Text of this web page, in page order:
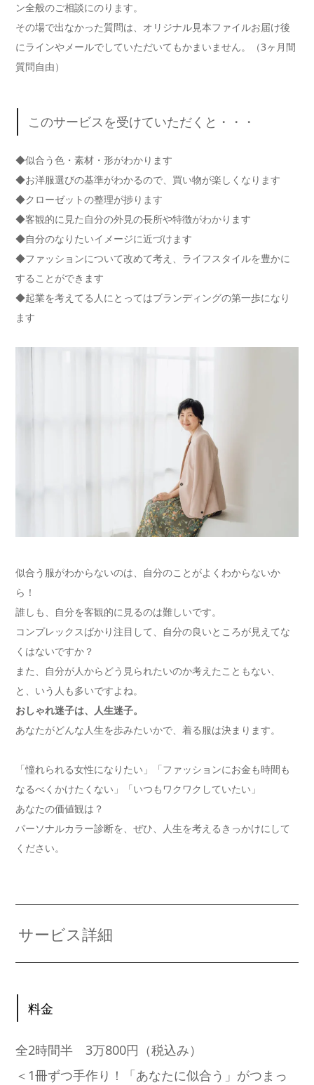
ン全般のご相談にのります。
その場で出なかった質問は、オリジナル見本ファイルお届け後
にラインやメールでしていただいてもかまいません。（3ヶ月間
質問自由）
このサービスを受けていただくと・・・
◆似合う色・素材・形がわかります
◆お洋服選びの基準がわかるので、買い物が楽しくなります
◆クローゼットの整理が捗ります
◆客観的に見た自分の外見の長所や特徴がわかります
◆自分のなりたいイメージに近づけます
◆ファッションについて改めて考え、ライフスタイルを豊かに
することができます
◆起業を考えてる人にとってはブランディングの第一歩になり
ます
似合う服がわからないのは、自分のことがよくわからないか
ら！
誰しも、自分を客観的に見るのは難しいです。
コンプレックスばかり注目して、自分の良いところが見えてな
くはないですか？
また、自分が人からどう見られたいのか考えたこともない、
と、いう人も多いですよね。
おしゃれ迷子は、人生迷子。
あなたがどんな人生を歩みたいかで、着る服は決まります。
「憧れられる女性になりたい」「ファッションにお金も時間も
なるべくかけたくない」「いつもワクワクしていたい」
あなたの価値観は？
パーソナルカラー診断を、ぜひ、人生を考えるきっかけにして
ください。
サービス詳細
料金
全2時間半 3万800円（税込み）
＜1冊ずつ手作り！「あなたに似合う」がつまっ